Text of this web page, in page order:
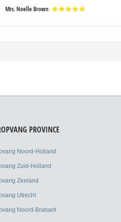
amet
adipisicing elit, sed do
irure dolor in
laboris consectetur
ut labore et dolore
Mrs. Noelle Brown
PROVINCE
Noord-Holland
Zuid-Holland
Zeeland
Utrecht
Noord-Brabant